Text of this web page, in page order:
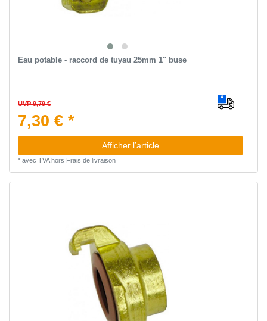
Eau potable - raccord de tuyau 25mm 1" buse
UVP 9,79 €
7,30 € *
Afficher l’article
* avec TVAhors Frais de livraison